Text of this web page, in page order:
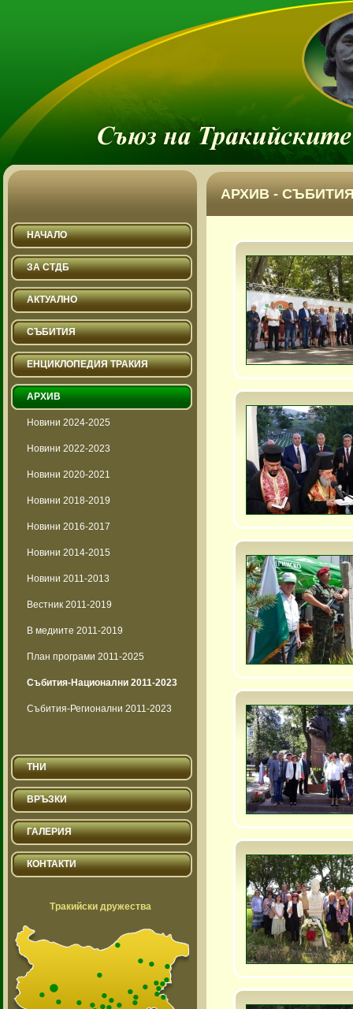
АРХИВ -
НАЧАЛО
ЗА СТДБ
АКТУАЛНО
СЪБИТИЯ
ЕНЦИКЛОПЕДИЯ ТРАКИЯ
АРХИВ
Новини 2024-2025
Новини 2022-2023
Новини 2020-2021
Новини 2018-2019
Новини 2016-2017
Новини 2014-2015
Новини 2011-2013
Вестник 2011-2019
В медиите 2011-2019
План програми 2011-2025
Събития-Национални 2011-2023
Събития-Регионални 2011-2023
ТНИ
ВРЪЗКИ
ГАЛЕРИЯ
КОНТАКТИ
Тракийски дружества